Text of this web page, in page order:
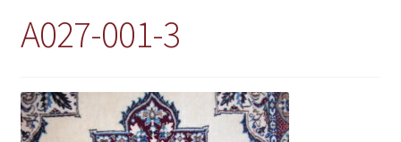
Kilims
A027-001-3